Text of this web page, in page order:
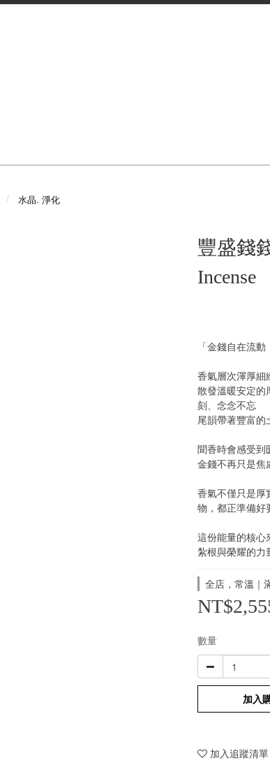
水晶. 淨化
豐盛錢
Incense
「金錢自在流
香氣層次渾厚細
散發溫暖安定的
刻、念念不忘
尾韻帶著豐富
聞香時會感受到
金錢不再只是焦
香氣不僅只是厚
物，都正準備好
這份能量的核心
紮根與榮耀的力
全店，常溫｜
數量
加入
加入追蹤清單